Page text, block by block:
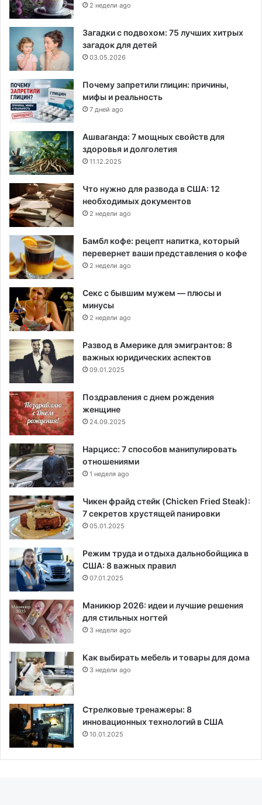
2 недели ago
Загадки с подвохом: 75 лучших хитрых
загадок для детей
03.05.2026
Почему запретили глицин: причины,
мифы и реальность
7 дней ago
Ашваганда: 7 мощных свойств для
здоровья и долголетия
11.12.2025
Что нужно для развода в США: 12
необходимых документов
2 недели ago
Бамбл кофе: рецепт напитка, который
перевернет ваши представления о кофе
2 недели ago
Секс с бывшим мужем — плюсы и
минусы
2 недели ago
Развод в Америке для эмигрантов: 8
важных юридических аспектов
09.01.2025
Поздравления с днем рождения
женщине
24.09.2025
Нарцисс: 7 способов манипулировать
отношениями
1 неделя ago
Чикен фрайд стейк (Chicken Fried Steak):
7 секретов хрустящей панировки
05.01.2025
Режим труда и отдыха дальнобойщика в
США: 8 важных правил
07.01.2025
Маникюр 2026: идеи и лучшие решения
для стильных ногтей
3 недели ago
Как выбирать мебель и товары для дома
3 недели ago
Стрелковые тренажеры: 8
инновационных технологий в США
10.01.2025